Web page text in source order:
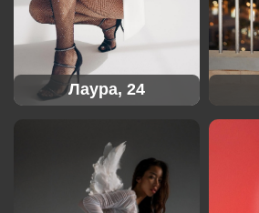
Лаура, 24